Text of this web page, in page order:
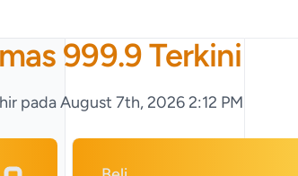
999.9 Terkini
padaAugust 7th, 2026 2:12 PM